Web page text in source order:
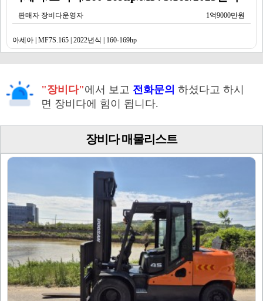
판매자 장비다운영자 1억9000만원
아세아 | MF7S.165 | 2022년식 | 160-169hp
"장비다"에서 보고 전화문의 하셨다고 하시
면 장비다에 힘이 됩니다.
장비다 매물리스트